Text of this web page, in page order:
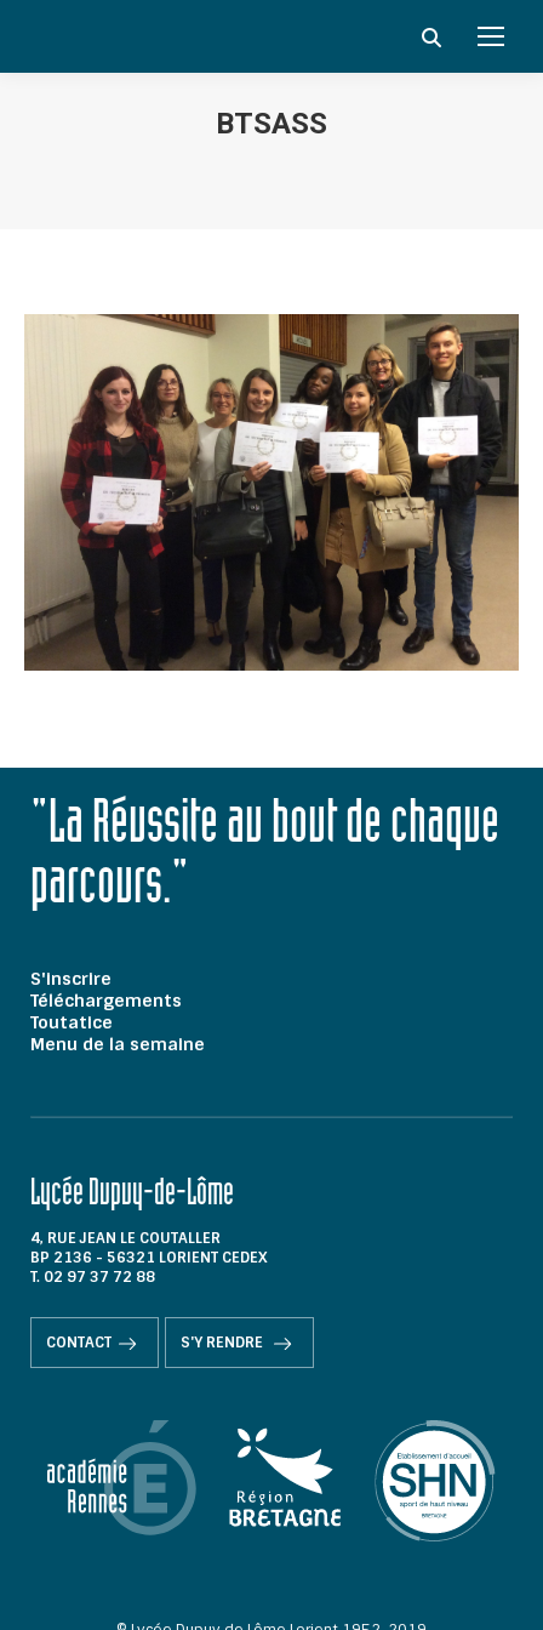
Search:
BTSASS
"La Réussite au bout de chaque
parcours."
S'inscrire
Téléchargements
Toutatice
Menu de la semaine
Lycée Dupuy-de-Lôme
4, RUE JEAN LE COUTALLER
BP 2136 - 56321 LORIENT CEDEX
T. 02 97 37 72 88
CONTACT S'Y RENDRE